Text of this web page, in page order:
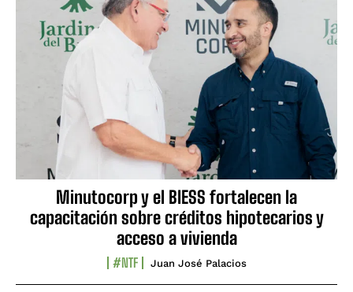
Minutocorp y el BIESS fortalecen la
capacitación sobre créditos hipotecarios y
acceso a vivienda
#NTF Juan José Palacios